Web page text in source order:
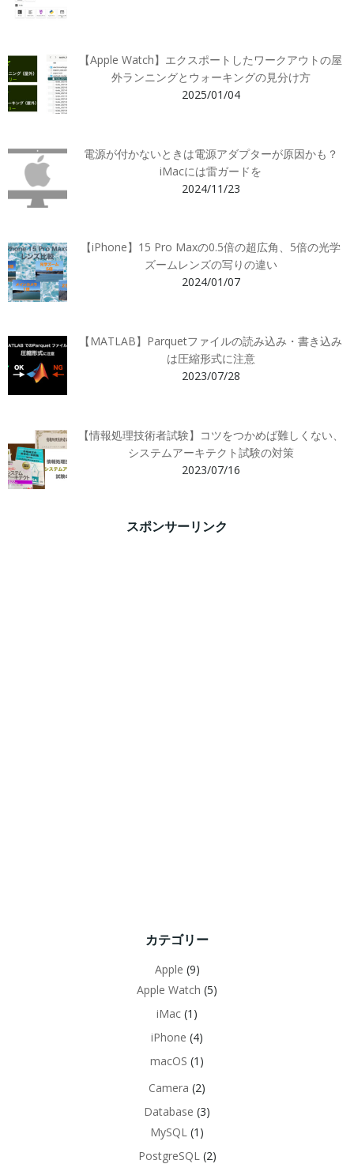
【Apple Watch】エクスポートしたワークアウトの屋
外ランニングとウォーキングの見分け方
2025/01/04
電源が付かないときは電源アダプターが原因かも？
iMacには雷ガードを
2024/11/23
【iPhone】15 Pro Maxの0.5倍の超広角、5倍の光学
ズームレンズの写りの違い
2024/01/07
【MATLAB】Parquetファイルの読み込み・書き込み
は圧縮形式に注意
2023/07/28
【情報処理技術者試験】コツをつかめば難しくない、
システムアーキテクト試験の対策
2023/07/16
スポンサーリンク
カテゴリー
Apple (9)
Apple Watch (5)
iMac (1)
iPhone (4)
macOS (1)
Camera (2)
Database (3)
MySQL (1)
PostgreSQL (2)